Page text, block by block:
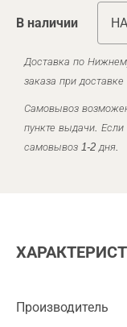
В наличии
Доставка по
заказа при доставке
Самовывоз
пункте выдачи.
самовывоз 1-2 дня.
Производитель